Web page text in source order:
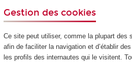
Gestion des cookies
Ce site peut utiliser, comme la plupart des
afin de faciliter la navigation et d’établir
les profils des internautes qui le visitent.